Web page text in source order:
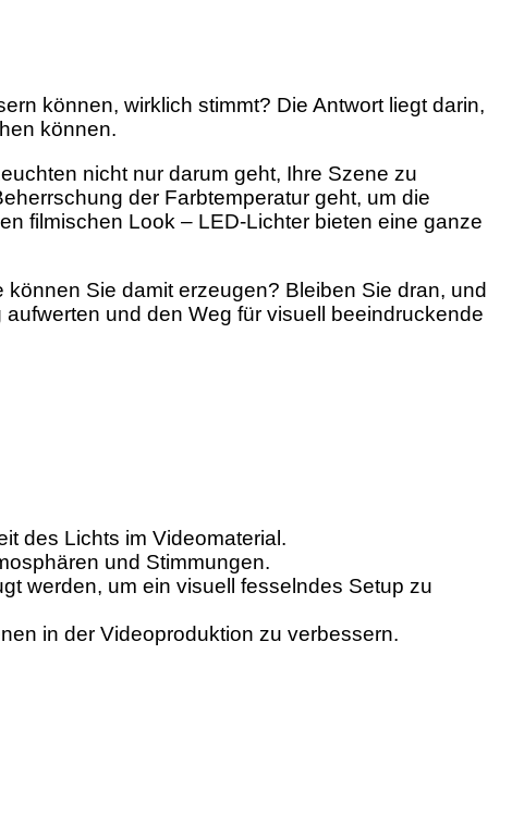
können, wirklich stimmt? Die Antwort liegt darin,
können.
nicht nur darum geht, Ihre Szene zu
der Farbtemperatur geht, um die
filmischen Look – LED-Lichter bieten eine ganze
Sie damit erzeugen? Bleiben Sie dran, und
und den Weg für visuell beeindruckende
des Lichts im Videomaterial.
und Stimmungen.
werden, um ein visuell fesselndes Setup zu
in der Videoproduktion zu verbessern.